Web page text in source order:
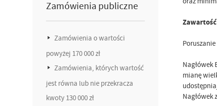
Zamówienia publiczne
Zamówienia o wartości
powyżej 170 000 zł
Zamówienia, których wartość
jest równa lub nie przekracza
kwoty 130 000 zł
Nagłówek
mianę
Nagłówek